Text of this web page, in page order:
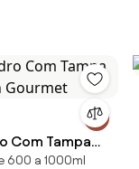
Com Tampa
Gourmet
600 a 1000ml